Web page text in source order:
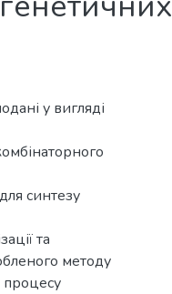
у вигляді
синтезу
та
методу
процесу